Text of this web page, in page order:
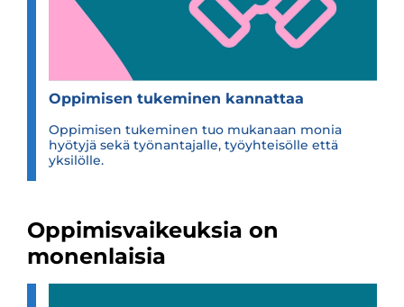
Oppi­mi­sen tuke­mi­nen kan­nat­taa
Oppimisen tukeminen tuo mukanaan monia
hyötyjä sekä työnantajalle, työyhteisölle että
yksilölle.
Oppimisvaikeuksia on
monenlaisia